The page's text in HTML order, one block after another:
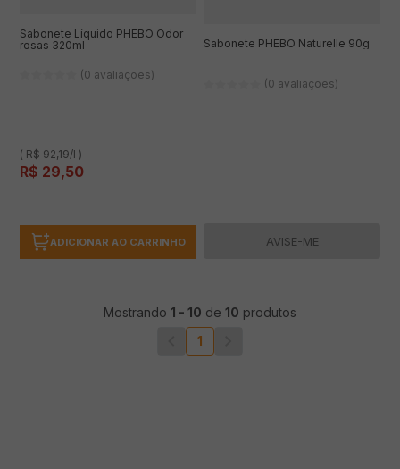
Sabonete Líquido PHEBO Odor
rosas 320ml
(0 avaliações)
( R$ 92,19/l )
R$ 29,50
ADICIONAR AO CARRINHO
Sabonete PHEBO Naturelle 90g
(0 avaliações)
AVISE-ME
Mostrando 1 - 10 de 10 produtos
1